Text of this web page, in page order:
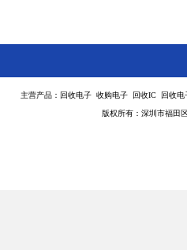
主营产品：回收电子 收购电子 回收IC 回收
版权所有：深圳市福田